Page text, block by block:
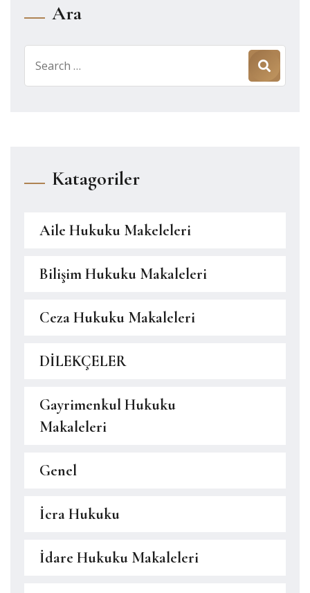
Ara
for:
Katagoriler
Aile Hukuku Makeleleri
Bilişim Hukuku Makaleleri
Ceza Hukuku Makaleleri
DİLEKÇELER
Gayrimenkul Hukuku
Makaleleri
Genel
İcra Hukuku
İdare Hukuku Makaleleri